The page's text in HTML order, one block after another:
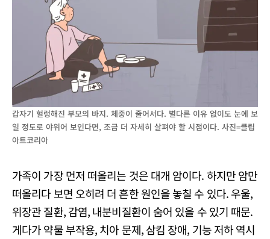
갑자기 헐렁해진 부모의 바지. 체중이 줄어서다. 별다른 이유 없이도 눈에 보
일 정도로 야위어 보인다면, 조금 더 자세히 살펴야 할 시점이다. 사진=클립
아트코리아
가족이 가장 먼저 떠올리는 것은 대개 암이다. 하지만 암만
떠올리다 보면 오히려 더 흔한 원인을 놓칠 수 있다. 우울,
위장관 질환, 감염, 내분비질환이 숨어 있을 수 있기 때문.
게다가 약물 부작용, 치아 문제, 삼킴 장애, 기능 저하 역시